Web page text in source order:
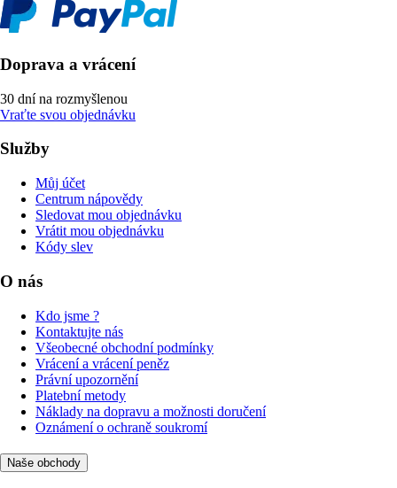
Doprava a vrácení
30 dní na rozmyšlenou
Vraťte svou objednávku
Služby
Můj účet
Centrum nápovědy
Sledovat mou objednávku
Vrátit mou objednávku
Kódy slev
O nás
Kdo jsme ?
Kontaktujte nás
Všeobecné obchodní podmínky
Vrácení a vrácení peněz
Právní upozornění
Platební metody
Náklady na dopravu a možnosti doručení
Oznámení o ochraně soukromí
Naše obchody